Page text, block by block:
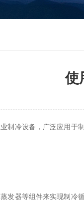
使
制冷设备，广泛应用于
器等组件来实现制冷循